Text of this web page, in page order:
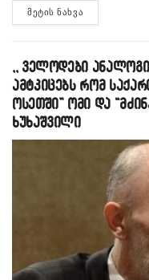
ᲛᲔᲢᲘᲡ ᲜᲐᲮᲕᲐ
,, ველოდები
ამტკიცებს რომ
ოსეთში” ომი და
ხუხაშვილი